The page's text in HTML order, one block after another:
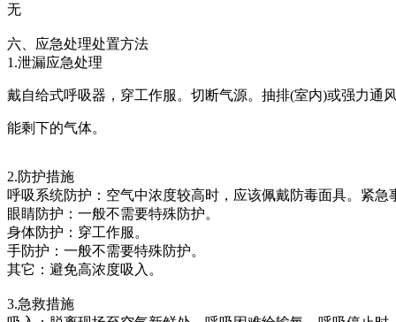
无
六、应急处理处置方法
1.泄漏应急处理
戴自给式呼吸器，穿工作服。切断气源。抽排(室内)或强力通
能剩下的气体。
2.防护措施
呼吸系统防护：空气中浓度较高时，应该佩戴防毒面具。紧
眼睛防护：一般不需要特殊防护。
身体防护：穿工作服。
手防护：一般不需要特殊防护。
其它：避免高浓度吸入。
3.急救措施